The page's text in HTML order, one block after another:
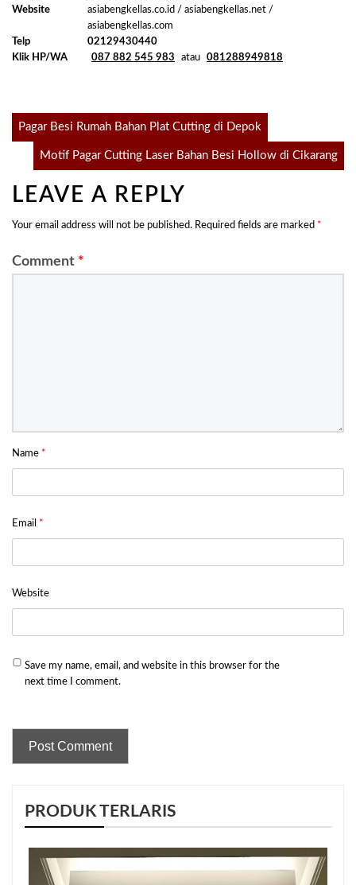
Website
asiabengkellas.co.id / asiabengkellas.net /
asiabengkellas.com
Telp
02129430440
Klik HP/WA
087 882 545 983 atau 081288949818
Post
navigation
Pagar Besi Rumah Bahan Plat Cutting di Depok
Motif Pagar Cutting Laser Bahan Besi Hollow di Cikarang
LEAVE A REPLY
Your email address will not be published. Required fields are marked *
Comment *
Name *
Email *
Website
Save my name, email, and website in this browser for the
next time I comment.
PRODUK TERLARIS